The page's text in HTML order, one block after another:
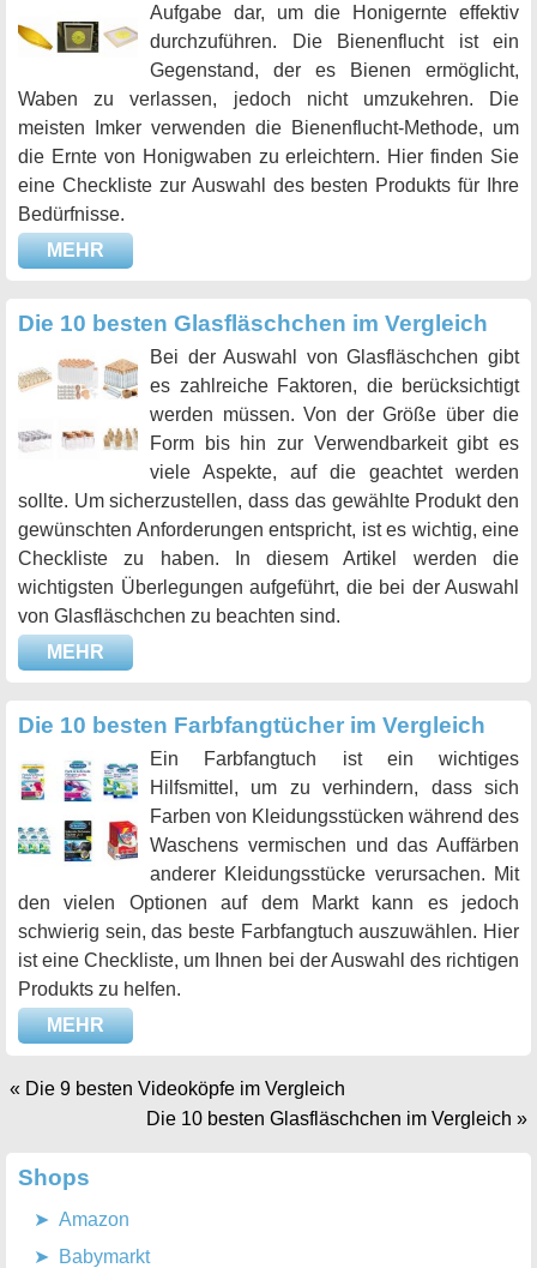
Aufgabe dar, um die Honigernte effektiv
durchzuführen. Die Bienenflucht ist ein
Gegenstand, der es Bienen ermöglicht,
Waben zu verlassen, jedoch nicht umzukehren. Die
meisten Imker verwenden die Bienenflucht-Methode, um
die Ernte von Honigwaben zu erleichtern. Hier finden Sie
eine Checkliste zur Auswahl des besten Produkts für Ihre
Bedürfnisse.
MEHR
Die 10 besten Glasfläschchen im Vergleich
Bei der Auswahl von Glasfläschchen gibt
es zahlreiche Faktoren, die berücksichtigt
werden müssen. Von der Größe über die
Form bis hin zur Verwendbarkeit gibt es
viele Aspekte, auf die geachtet werden
sollte. Um sicherzustellen, dass das gewählte Produkt den
gewünschten Anforderungen entspricht, ist es wichtig, eine
Checkliste zu haben. In diesem Artikel werden die
wichtigsten Überlegungen aufgeführt, die bei der Auswahl
von Glasfläschchen zu beachten sind.
MEHR
Die 10 besten Farbfangtücher im Vergleich
Ein Farbfangtuch ist ein wichtiges
Hilfsmittel, um zu verhindern, dass sich
Farben von Kleidungsstücken während des
Waschens vermischen und das Auffärben
anderer Kleidungsstücke verursachen. Mit
den vielen Optionen auf dem Markt kann es jedoch
schwierig sein, das beste Farbfangtuch auszuwählen. Hier
ist eine Checkliste, um Ihnen bei der Auswahl des richtigen
Produkts zu helfen.
MEHR
« Die 9 besten Videoköpfe im Vergleich
Die 10 besten Glasfläschchen im Vergleich »
Shops
Amazon
Babymarkt